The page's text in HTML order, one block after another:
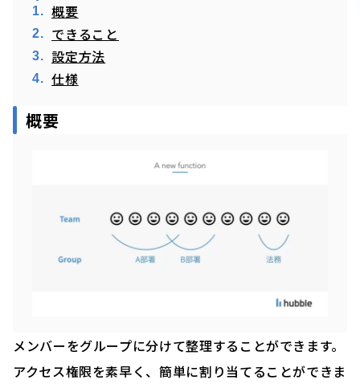
概要
できること
設定方法
仕様
概要
メンバーをグループに分けて整理することができます。
アクセス権限を素早く、簡単に割り当てることができま